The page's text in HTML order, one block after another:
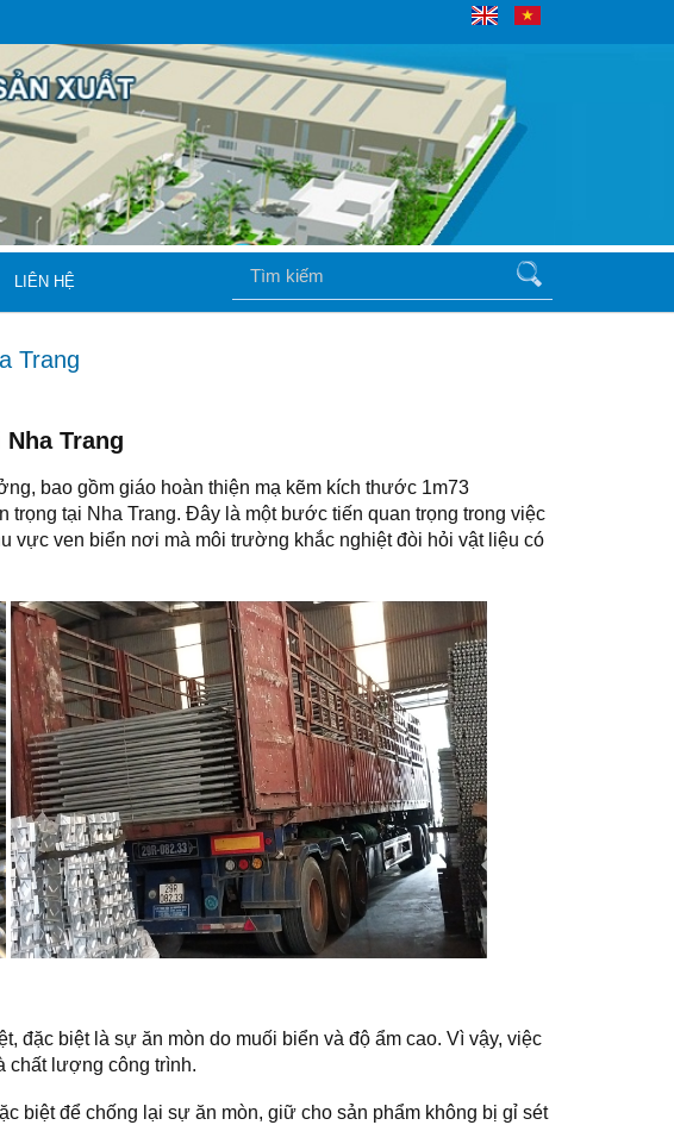
LIÊN HỆ
Trang
Trang
bao gồm giáo hoàn thiện mạ kẽm kích thước 1m73
tại Nha Trang. Đây là một bước tiến quan trọng trong việc
vực ven biển nơi mà môi trường khắc nghiệt đòi hỏi vật liệu có
đặc biệt là sự ăn mòn do muối biển và độ ẩm cao. Vì vậy, việc
chất lượng công trình.
biệt để chống lại sự ăn mòn, giữ cho sản phẩm không bị gỉ sét